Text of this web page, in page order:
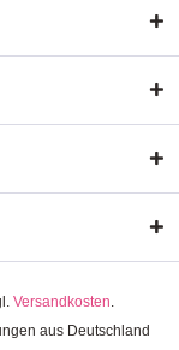
Versandkosten.
aus Deutschland